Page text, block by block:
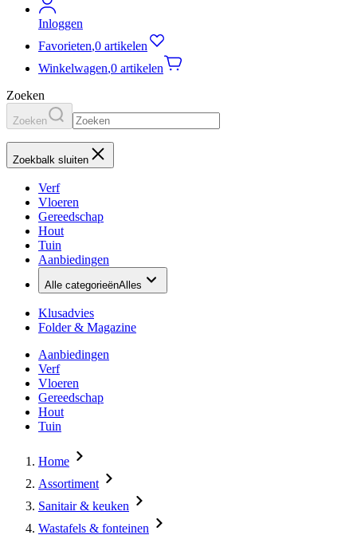
Inloggen
Favorieten,0 artikelen
Winkelwagen,0 artikelen
Zoeken
Zoeken
Zoekbalk sluiten
Verf
Vloeren
Gereedschap
Hout
Tuin
Aanbiedingen
Alle categorieënAlles
Klusadvies
Folder & Magazine
Aanbiedingen
Verf
Vloeren
Gereedschap
Hout
Tuin
Home
Assortiment
Sanitair & keuken
Wastafels & fonteinen